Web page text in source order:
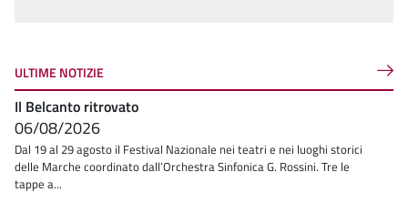
ULTIME NOTIZIE
Il Belcanto ritrovato
06/08/2026
Dal 19 al 29 agosto il Festival Nazionale nei teatri e nei luoghi storici
delle Marche coordinato dall’Orchestra Sinfonica G. Rossini. Tre le
tappe a...